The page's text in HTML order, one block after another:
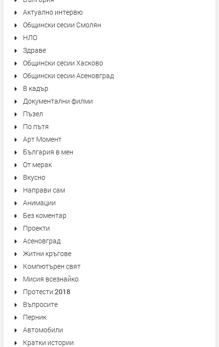
Актуално интервю
Общински сесии Смолян
НЛО
Здраве
Общински сесии Хасково
Общински сесии Асеновград
В кадър
Документални филми
Пъзел
По пътя
Арт Момент
България в мен
От мерак
Вкусно
Направи сам
Анимации
Без коментар
Проекти
Асеновград
Житни кръгове
Компютърен свят
Мисия всезнайко
Протести 2018
Въпросите
Перник
Автомобили
Кратки истории